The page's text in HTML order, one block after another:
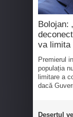
Bolojan:
va limita
Premierul
populația
limitare a
dacă
Desertul